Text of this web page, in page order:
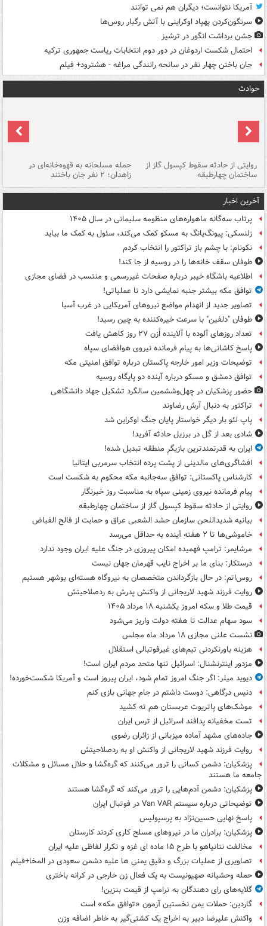
آمریکا نتوانست؛ دیگران هم نمی توانند
سرنگون‌کردن پهپاد اوکراینی با آتش رگبار روس‌ها
جشن برداشت انگور در ترشیز
احتمال شکست اردوغان در دور دوم انتخابات ریاست جمهوری ترکیه
جان باختن چهار نفر در سانحه رانندگی مراغه - هشترود+ فیلم
حوادث
روایتی از حادثه سقوط کپسول گاز از
ساختمان چهارطبقه
حمله مسلحانه به قهوه‌خانه‌ای در
زاهدان؛ ۲ نفر جان باختند
آخرین اخبار
پرتاب سه‌گانه ماهواره‌های منظومه سلیمانی در سال ۱۴۰۵
زلنسکی: پیونگ‌یانگ به مسکو کمک می‌کند، سئول به کمک ما بیاید
نکونام: با چشم باز تراکتور را انتخاب کردم
طوفان سقف خانه‌ها را در روسیه از جا ‌کند!
اطلاعیه باشگاه خیبر درباره صفحات غیررسمی و منتسب در فضای مجازی
توافق مکه بیشتر جنبه نمایشی دارد تا عملیاتی!
تصاویر جدید از انهدام مواضع نیروهای آمریکایی در غرب آسیا
طوفان "دلفین" با سرعت خیره‌کننده به چین رسید!
تعداد روزهای آلوده با آلاینده اُزن ۲۷ روز کاهش یافت
پاسخ کاشانی‌ها به پیام فرمانده نیروی هوافضای سپاه
توضیحات وزیر امور خارجه پاکستان درباره توافق امنیتی مکه
توافق دمشق و مسکو درباره آینده دو پایگاه روسیه
حضور پزشکیان در چهل‌وششمین سالگرد تشکیل جهاد دانشگاهی
تراکتور به دنبال آرش رضاوند
پاپ لئو بار دیگر خواستار پایان جنگ اوکراین شد
شادی بعد از گل در برزیل حادثه آفرید!
ایران به قدرتمندترین بازیگرِ منطقه تبدیل شده!
افشاگری‌های مالدینی از پشت پرده انتخاب سرمربی ایتالیا
کارشناس پاکستانی: توافق سه‌جانبه مکه محکوم به شکست است
پیام فرمانده نیروی زمینی سپاه به مناسبت روز خبرنگار
روایتی از حادثه سقوط کپسول گاز از ساختمان چهارطبقه
بیانیه شدیداللحن سازمان حشد الشعبی عراق و حمایت از فالح الفیاض
خاموشی‌ها تا ۲ هفته آینده به حداقل می‌رسد
مرشایمر: ترامپ فهمیده امکان پیروزی در جنگ علیه ایران وجود ندارد
درستکار: بنای ما بر اخراج نایب قهرمان جهان نیست
روس‌اتم: در حال بازگرداندن متخصصان به نیروگاه هسته‌ای بوشهر هستیم
روایت فرزند شهید لاریجانی از واکنش پدرش به ردصلاحیتش
قیمت طلا و سکه امروز یکشنبه ۱۸ مرداد ۱۴۰۵
سود سهام عدالت تا هفته دولت واریز می‌شود
نشست علنی مجازی ۱۸ مرداد ماه مجلس
هزینه باورنکردنی تیم‌های غیرفوتبالی استقلال
مزدور اینترنشنال: اسرائیل تنها متحد مردم ایران است!
دیوید میلر: اگر جنگ امروز تمام شود، ایران پیروز است و آمریکا شکست‌خورده!
دنیس درگاهی: دوست داشتم در جام جهانی بازی کنم
موشک‌های پاتریوت عربستان هم ته‌ کشید
تست مخفیانه پدافند اسرائیل از ترس ایران
جاده‌های مشهد آماده میزبانی از زائران رضوی
روایت فرزند شهید لاریجانی از واکنش او به ردصلاحیتش
پزشکیان: دشمن کسانی را ترور می‌کنند که گره‌گشا و حلال مسائل و مشکلات
جامعه ما هستند
پزشکیان: دشمن آدم‌هایی را ترور می‌کند که گره‌گشا هستند
توضیحاتی درباره سیستم Van VAR در فوتبال ایران
پاسخ نهایی حسین‌نژاد به پرسپولیس
پزشکیان: برادران ما در نیروهای مسلح کاری کردند کارستان
مخالفت نتانیاهو با طرح ۱۵ ماده ای غزه و تکرار لفاظی علیه ایران
تصاویری از عملیات بزرگ و دقیق یمنی ها علیه دشمن سعودی در المخا+فیلم
حمله وحشیانه صهیونیست به یک فعال زن خارجی در کرانه باختری
گلایه‌های رای دهندگان به ترامپ از قیمت بنزین!
گاردین: حملات یمن نخستین آزمون «توافق مکه» است
واکنش علیرضا دبیر به اخراج یک کشتی‌گیر به خاطر اضافه وزن